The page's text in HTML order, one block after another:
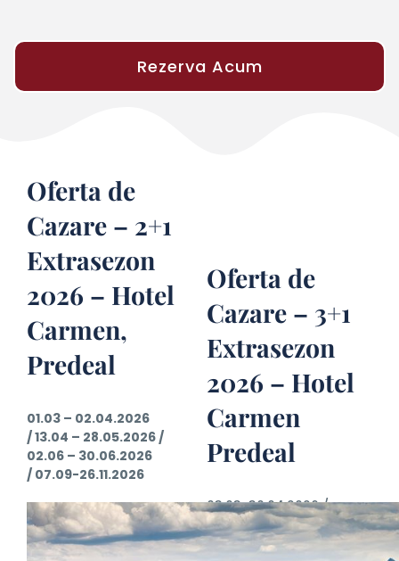
Rezerva Acum
Oferta de
Cazare – 2+1
Extrasezon
2026 – Hotel
Carmen,
Predeal
01.03 – 02.04.2026
/13.04 – 28.05.2026 /
02.06 – 30.06.2026
/ 07.09-26.11.2026
Oferta de
Cazare – 3+1
Extrasezon
2026 – Hotel
Carmen
Predeal
03.03-30.04.2026 /
05.05-30.06.2026 /08.09-
28.11.2026